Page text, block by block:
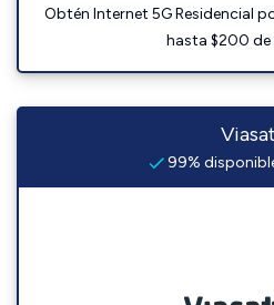
Obtén Internet 5G Residencial
hasta $200 de
Viasat
99%